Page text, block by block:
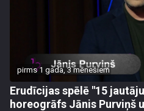
pirms 1 gada, 3 mēnešiem
Erudīcijas spēlē "15
horeogrāfs Jānis Purviņš